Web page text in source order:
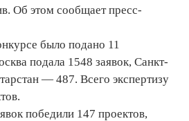
Об этом сообщает пресс-
было подано 11
подала 1548 заявок, Санкт-
— 487. Всего экспертизу
победили 147 проектов,